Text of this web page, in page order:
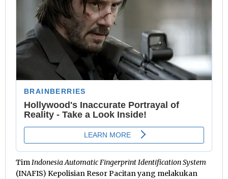
TimIndonesia Automatic Fingerprint Identification System
(INAFIS) Kepolisian Resor Pacitan yang melakukan